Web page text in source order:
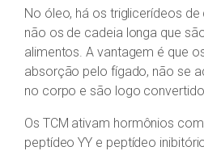
No óleo, há os triglicerídeos de
não os de cadeia longa que
alimentos. A vantagem é que
absorção pelo fígado, não se
no corpo e são logo
Os TCM ativam hormônios
peptídeo YY e peptídeo